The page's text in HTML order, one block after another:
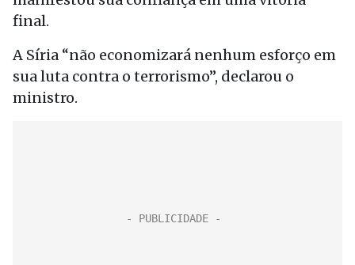
final.
A Síria “não economizará nenhum esforço em
sua luta contra o terrorismo”, declarou o
ministro.